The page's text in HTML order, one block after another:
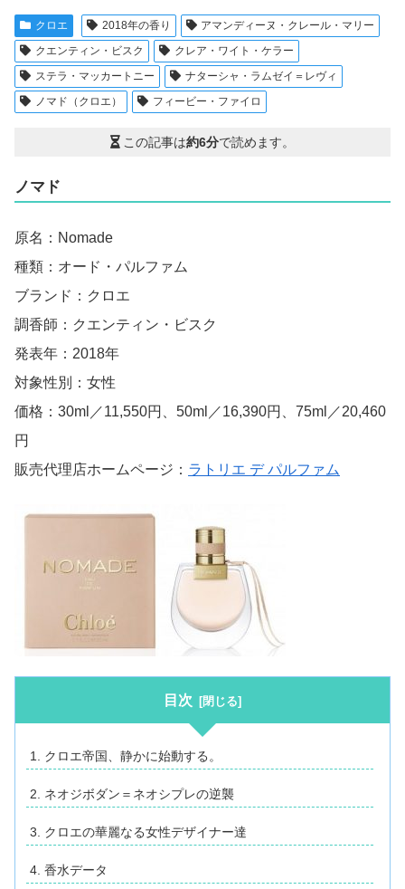
クロエ 2018年の香り
アマンディーヌ・クレール・マリー
クエンティン・ビスク
クレア・ワイト・ケラー
ステラ・マッカートニー
ナターシャ・ラムゼイ＝レヴィ
ノマド（クロエ）
フィービー・ファイロ
この記事は約6分で読めます。
ノマド
原名：Nomade
種類：オード・パルファム
ブランド：クロエ
調香師：クエンティン・ビスク
発表年：2018年
対象性別：女性
価格：30ml／11,550円、50ml／16,390円、75ml／20,460
円
販売代理店ホームページ： ラトリエ デ パルファム
目次
クロエ帝国、静かに始動する。
ネオジボダン＝ネオシプレの逆襲
クロエの華麗なる女性デザイナー達
香水データ